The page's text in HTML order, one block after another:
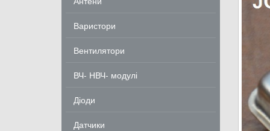
Варистори
Вентилятори
ВЧ- НВЧ- модулі
Діоди
Датчики